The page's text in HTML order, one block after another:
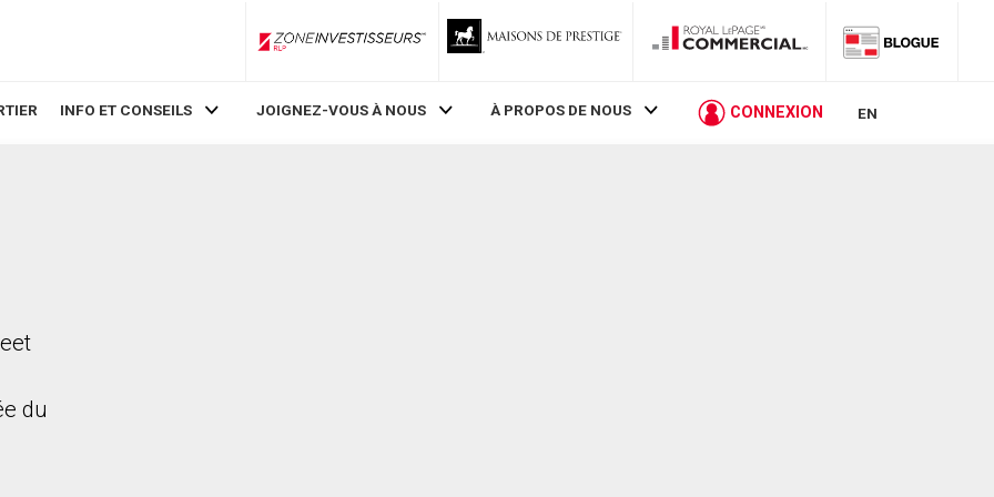
ZoneInvestisseurs RLP
INFO ET CONSEILS JOIGNEZ-VOUS À NOUS À PROPOS DE NOUS CONNEXION EN
du